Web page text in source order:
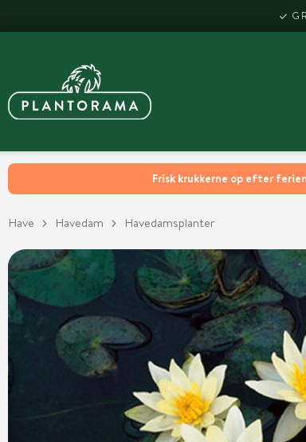
Frisk krukkerne op efter
Have Havedam Havedamsplanter